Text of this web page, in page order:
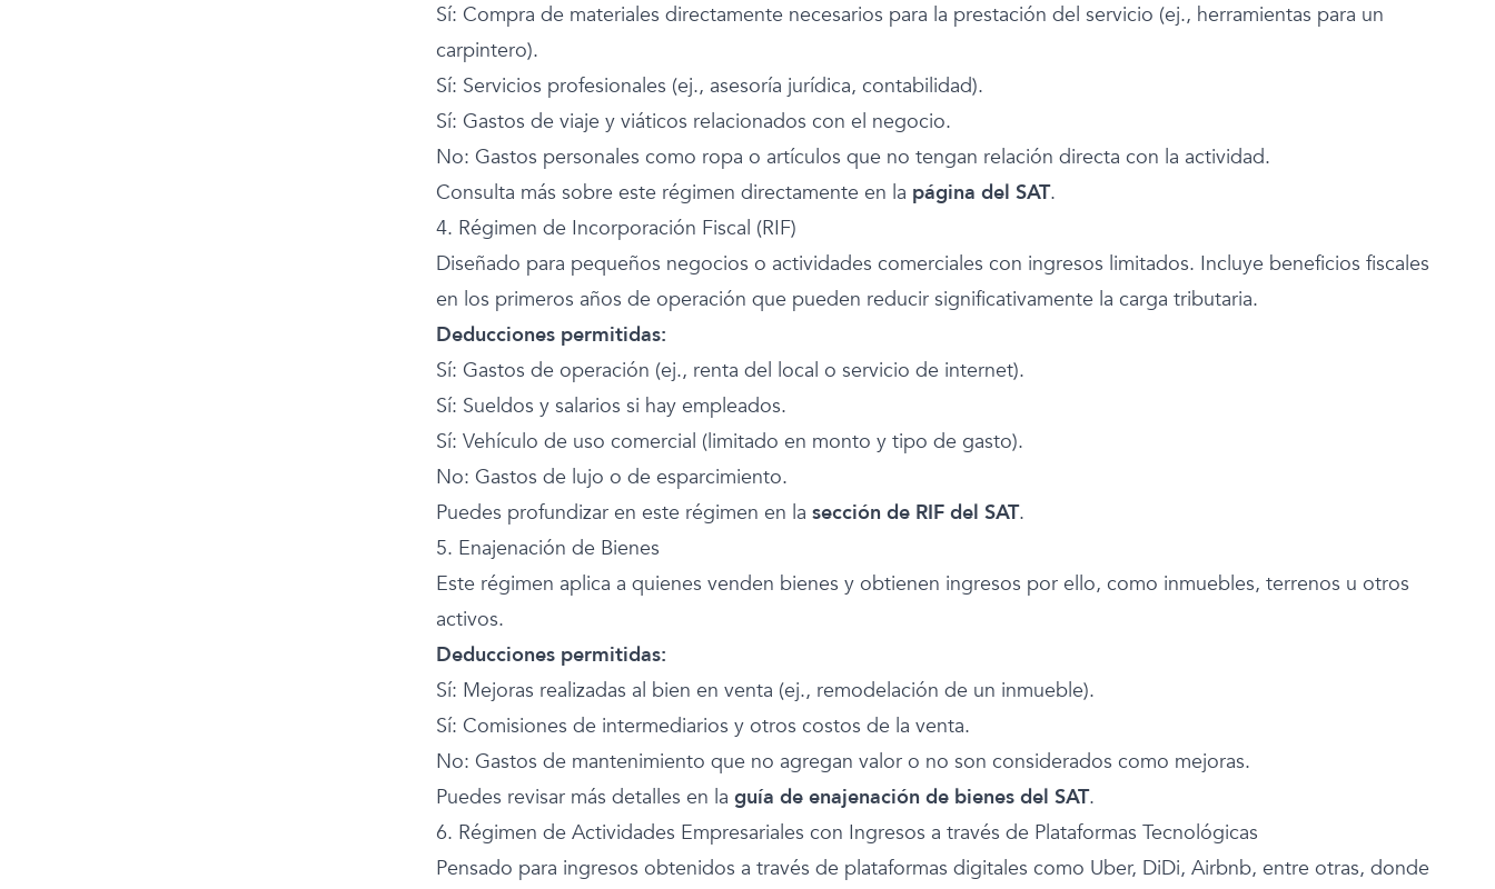
Sí: Compra de materiales directamente necesarios para la prestación del servicio (ej., herramientas para un
carpintero).
Sí: Servicios profesionales (ej., asesoría jurídica, contabilidad).
Sí: Gastos de viaje y viáticos relacionados con el negocio.
No: Gastos personales como ropa o artículos que no tengan relación directa con la actividad.
Consulta más sobre este régimen directamente en la página del SAT.
4. Régimen de Incorporación Fiscal (RIF)
Diseñado para pequeños negocios o actividades comerciales con ingresos limitados. Incluye beneficios fiscales
en los primeros años de operación que pueden reducir significativamente la carga tributaria.
Deducciones permitidas:
Sí: Gastos de operación (ej., renta del local o servicio de internet).
Sí: Sueldos y salarios si hay empleados.
Sí: Vehículo de uso comercial (limitado en monto y tipo de gasto).
No: Gastos de lujo o de esparcimiento.
Puedes profundizar en este régimen en la sección de RIF del SAT.
5. Enajenación de Bienes
Este régimen aplica a quienes venden bienes y obtienen ingresos por ello, como inmuebles, terrenos u otros
activos.
Deducciones permitidas:
Sí: Mejoras realizadas al bien en venta (ej., remodelación de un inmueble).
Sí: Comisiones de intermediarios y otros costos de la venta.
No: Gastos de mantenimiento que no agregan valor o no son considerados como mejoras.
Puedes revisar más detalles en la guía de enajenación de bienes del SAT.
6. Régimen de Actividades Empresariales con Ingresos a través de Plataformas Tecnológicas
Pensado para ingresos obtenidos a través de plataformas digitales como Uber, DiDi, Airbnb, entre otras, donde